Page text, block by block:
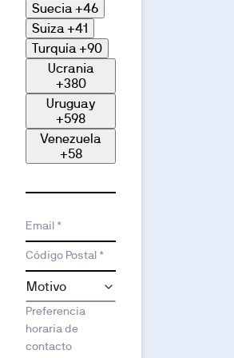
Suecia+46
Suiza+41
Turquía+90
Ucrania
+380
Uruguay
+598
Venezuela
+58
Email *
Código Postal *
Preferencia
horaria de
contacto